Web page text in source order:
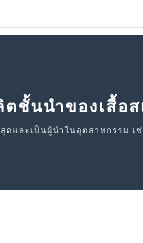
ตชั้นนำของเสื้อส
ดและเป็นผู้นำในอุตสาหกรรม